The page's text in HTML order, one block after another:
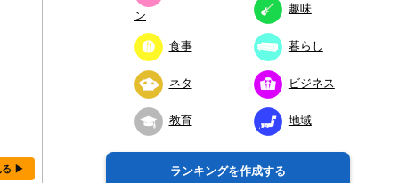
る ▶
ン
趣味
食事 暮らし
ネタ ビジネス
教育 地域
ランキングを作成する